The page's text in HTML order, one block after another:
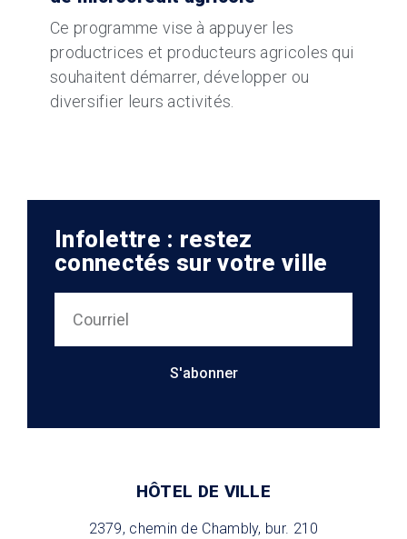
Ce programme vise à appuyer les
productrices et producteurs agricoles qui
souhaitent démarrer, développer ou
diversifier leurs activités.
Infolettre : restez
connectés sur votre ville
S'abonner
HÔTEL DE VILLE
2379, chemin de Chambly, bur. 210